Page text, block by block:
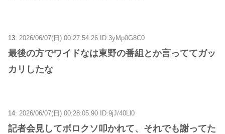
13: 2026/06/07(日) 00:27:54.26 ID:3yMp0G8C0
最後の方でワイドなは東野の番組とか言っててガッ
カリしたな
14: 2026/06/07(日) 00:28:05.90 ID:9jJ/40Ll0
記者会見してボロクソ叩かれて、それでも謝ってた